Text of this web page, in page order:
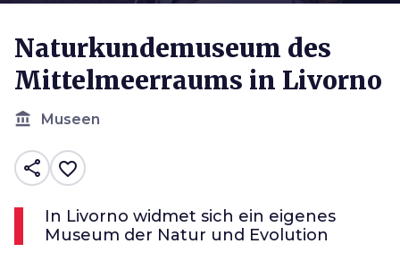
Naturkundemuseum des
Mittelmeerraums in Livorno
account_balance Museen
share favorite_border
In Livorno widmet sich ein eigenes
Museum der Natur und Evolution